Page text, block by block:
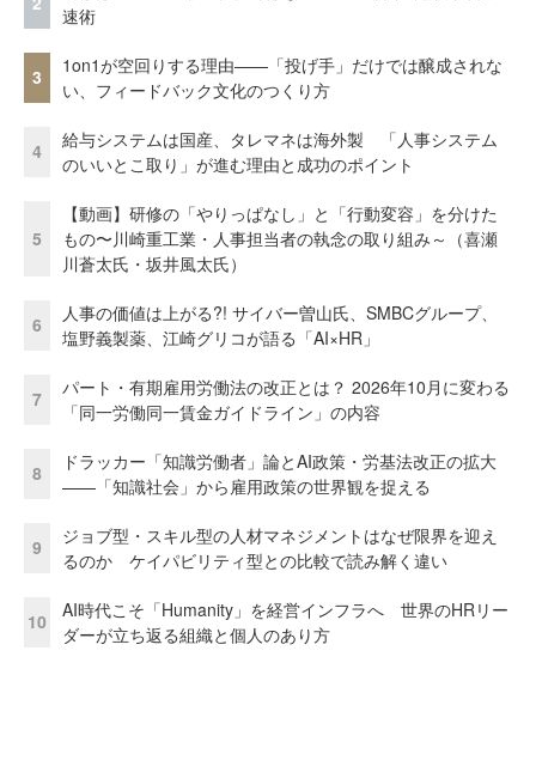
速術
3
1on1が空回りする理由——「投げ手」だけでは醸成されな
い、フィードバック文化のつくり方
4
給与システムは国産、タレマネは海外製 「人事システム
のいいとこ取り」が進む理由と成功のポイント
5
【動画】研修の「やりっぱなし」と「行動変容」を分けた
もの〜川崎重工業・人事担当者の執念の取り組み～（喜瀬
川蒼太氏・坂井風太氏）
6
人事の価値は上がる?! サイバー曽山氏、SMBCグループ、
塩野義製薬、江崎グリコが語る「AI×HR」
7
パート・有期雇用労働法の改正とは？ 2026年10月に変わる
「同一労働同一賃金ガイドライン」の内容
8
ドラッカー「知識労働者」論とAI政策・労基法改正の拡大
——「知識社会」から雇用政策の世界観を捉える
9
ジョブ型・スキル型の人材マネジメントはなぜ限界を迎え
るのか ケイパビリティ型との比較で読み解く違い
10
AI時代こそ「Humanity」を経営インフラへ 世界のHRリー
ダーが立ち返る組織と個人のあり方